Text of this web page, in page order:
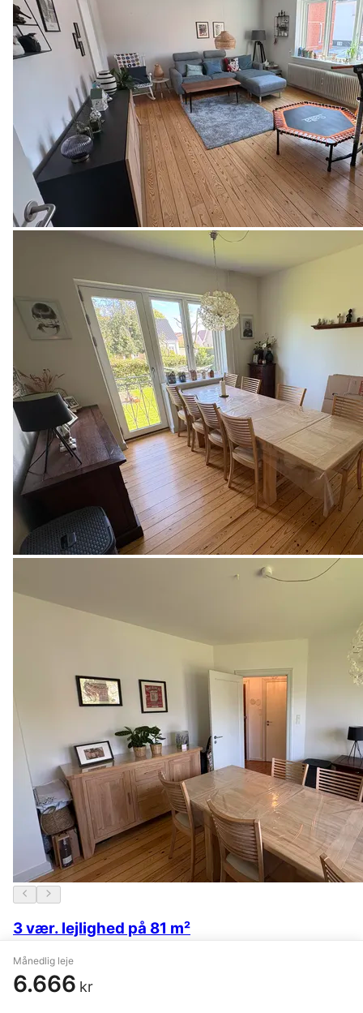
Månedlig leje
6.666 kr
3 vær. lejlighed på 81 m²
Herning,Vinkelgade
5.950 kr.25. maj